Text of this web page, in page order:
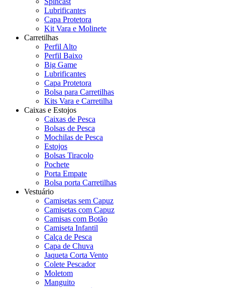
Lubrificantes
Capa Protetora
Kit Vara e Molinete
Carretilhas
Perfil Alto
Perfil Baixo
Big Game
Lubrificantes
Capa Protetora
Bolsa para Carretilhas
Kits Vara e Carretilha
Caixas e Estojos
Caixas de Pesca
Bolsas de Pesca
Mochilas de Pesca
Estojos
Bolsas Tiracolo
Pochete
Porta Empate
Bolsa porta Carretilhas
Vestuário
Camisetas sem Capuz
Camisetas com Capuz
Camisas com Botão
Camiseta Infantil
Calça de Pesca
Capa de Chuva
Jaqueta Corta Vento
Colete Pescador
Moletom
Manguito